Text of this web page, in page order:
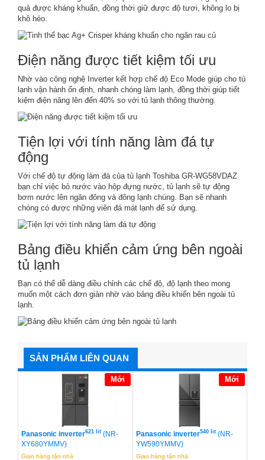
quả được kháng khuẩn, đồng thời giữ được độ tươi, không lo bị
khô héo.
Điện năng được tiết kiệm tối ưu
Nhờ vào công nghệ Inverter kết hợp chế độ Eco Mode giúp cho tủ
lạnh vận hành ổn định, nhanh chóng làm lạnh, đồng thời giúp tiết
kiệm điện năng lên đến 40% so với tủ lạnh thông thường.
Tiện lợi với tính năng làm đá tự
động
Với chế độ tự động làm đá của tủ lạnh Toshiba GR-WG58VDAZ
bạn chỉ việc bỏ nước vào hộp đựng nước, tủ lạnh sẽ tự động
bơm nước lên ngăn đông và đông lạnh chúng. Bạn sẽ nhanh
chóng có được những viên đá mát lạnh để sử dụng.
Bảng điều khiển cảm ứng bên ngoài
tủ lạnh
Bạn có thể dễ dàng điều chỉnh các chế độ, độ lạnh theo mong
muốn một cách đơn giản nhờ vào bảng điều khiển bên ngoài tủ
lạnh.
SẢN PHẨM LIÊN QUAN
Mới
Panasonic inverter621 lít (NR-
XY680YMMV)
Giao hàng tận nhà
Mới
Panasonic inverter540 lít (NR-
YW590YMMV)
Giao hàng tận nhà